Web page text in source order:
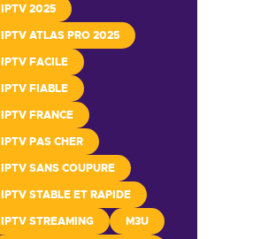
IPTV 2025
IPTV ATLAS PRO 2025
IPTV FACILE
IPTV FIABLE
IPTV FRANCE
IPTV PAS CHER
IPTV SANS COUPURE
IPTV STABLE ET RAPIDE
IPTV STREAMING
M3U